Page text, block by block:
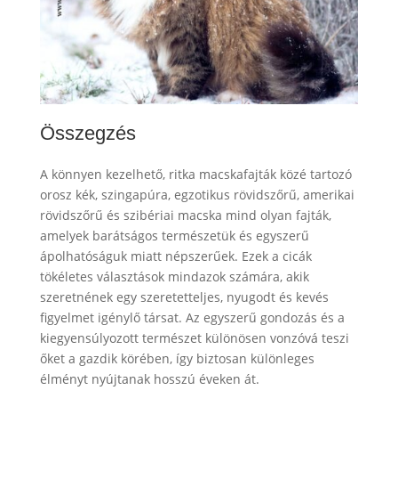
Összegzés
A könnyen kezelhető, ritka macskafajták közé tartozó
orosz kék, szingapúra, egzotikus rövidszőrű, amerikai
rövidszőrű és szibériai macska mind olyan fajták,
amelyek barátságos természetük és egyszerű
ápolhatóságuk miatt népszerűek. Ezek a cicák
tökéletes választások mindazok számára, akik
szeretnének egy szeretetteljes, nyugodt és kevés
figyelmet igénylő társat. Az egyszerű gondozás és a
kiegyensúlyozott természet különösen vonzóvá teszi
őket a gazdik körében, így biztosan különleges
élményt nyújtanak hosszú éveken át.